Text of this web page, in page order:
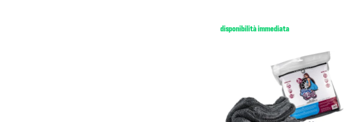
disponibilità immediata